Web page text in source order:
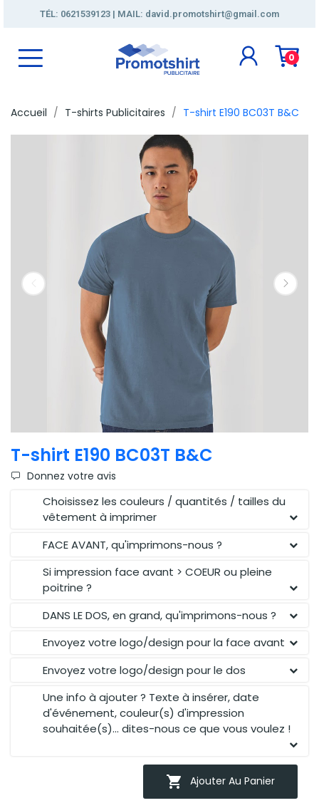
TÉL: 0621539123 | MAIL: david.promotshirt@gmail.com
0
Accueil T-shirts Publicitaires T-shirt E190 BC03T B&C
T-shirt E190 BC03T B&C
Donnez votre avis
Choisissez les couleurs / quantités / tailles du
vêtement à imprimer
FACE AVANT, qu'imprimons-nous ?
Si impression face avant > COEUR ou pleine
poitrine ?
DANS LE DOS, en grand, qu'imprimons-nous ?
Envoyez votre logo/design pour la face avant
Envoyez votre logo/design pour le dos
Une info à ajouter ? Texte à insérer, date
d'événement, couleur(s) d'impression
souhaitée(s)... dites-nous ce que vous voulez !
 Ajouter Au Panier